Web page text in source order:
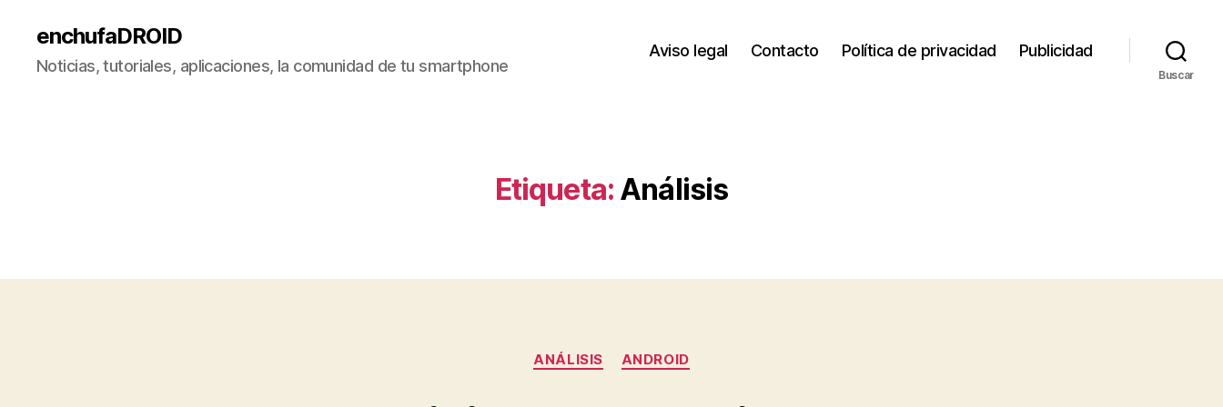
enchufaDROID
Noticias, tutoriales, aplicaciones, la comunidad de tu smartphone
Aviso legal Contacto Política de privacidad Publicidad
Buscar
Etiqueta: Análisis
Categorías
ANÁLISIS ANDROID